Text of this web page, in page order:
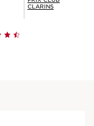
CLARINS